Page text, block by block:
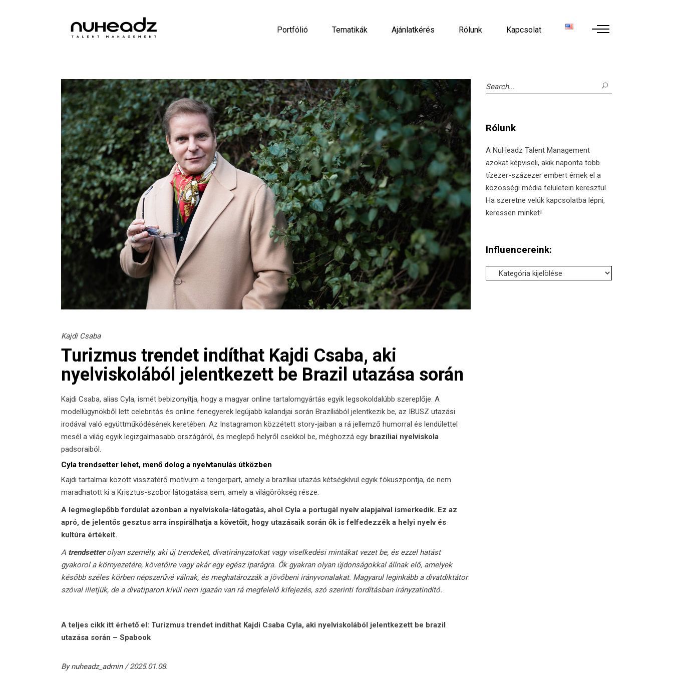
Portfólió Tematikák Ajánlatkérés Rólunk Kapcsolat
Kajdi Csaba
Turizmus trendet indíthat Kajdi Csaba, aki
nyelviskolából jelentkezett be Brazil utazása során
Kajdi Csaba, alias Cyla, ismét bebizonyítja, hogy a magyar online tartalomgyártás egyik legsokoldalúbb szereplője. A
modellügynökből lett celebritás és online fenegyerek legújabb kalandjai során Brazíliából jelentkezik be, az IBUSZ utazási
irodával való együttműködésének keretében. Az Instagramon közzétett story-jaiban a rá jellemző humorral és lendülettel
mesél a világ egyik legizgalmasabb országáról, és meglepő helyről csekkol be, méghozzá egy brazíliai nyelviskola
padsoraiból.
Cyla trendsetter lehet, menő dolog a nyelvtanulás útközben
Kajdi tartalmai között visszatérő motívum a tengerpart, amely a brazíliai utazás kétségkívül egyik fókuszpontja, de nem
maradhatott ki a Krisztus-szobor látogatása sem, amely a világörökség része.
A legmeglepőbb fordulat azonban a nyelviskola-látogatás, ahol Cyla a portugál nyelv alapjaival ismerkedik. Ez az
apró, de jelentős gesztus arra inspirálhatja a követőit, hogy utazásaik során ők is felfedezzék a helyi nyelv és
kultúra értékeit.
A trendsetterolyan személy, aki új trendeket, divatirányzatokat vagy viselkedési mintákat vezet be, és ezzel hatást
gyakorol a környezetére, követőire vagy akár egy egész iparágra. Ők gyakran olyan újdonságokkal állnak elő, amelyek
később széles körben népszerűvé válnak, és meghatározzák a jövőbeni irányvonalakat. Magyarul leginkább a divatdiktátor
szóval illetjük, de a divatiparon kívül nem igazán van rá megfelelő kifejezés, szó szerinti fordításban irányzatindító.
A teljes cikk itt érhető el: Turizmus trendet indíthat Kajdi Csaba Cyla, aki nyelviskolából jelentkezett be brazil
utazása során – Spabook
Bynuheadz_admin 2025.01.08.
Search
for:
Rólunk
A NuHeadz Talent Management
azokat képviseli, akik naponta több
tízezer-százezer embert érnek el a
közösségi média felületein keresztül.
Ha szeretne velük kapcsolatba lépni,
keressen minket!
Influencereink:
Influencereink: